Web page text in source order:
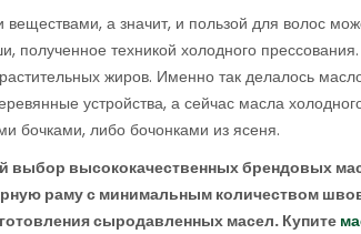
а значит, и пользой для волос
полученное техникой холодного
жиров. Именно так делалось
устройства, а сейчас масла
бочками, либо бочонками из ясеня.
выбор высококачественных брендовых
раму с минимальным количеством
сыродавленных масел. Купите